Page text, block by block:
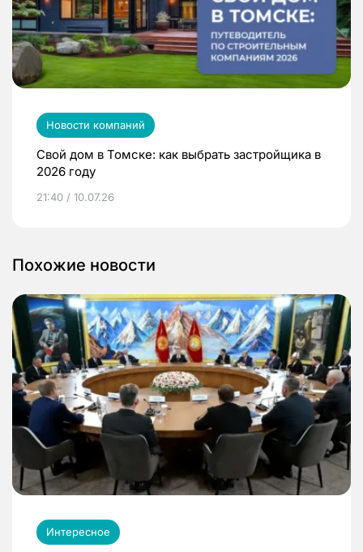
Новости компаний
Свой дом в Томске: как выбрать застройщика в
2026 году
21:40 / 10.07.26
Похожие новости
Интересное